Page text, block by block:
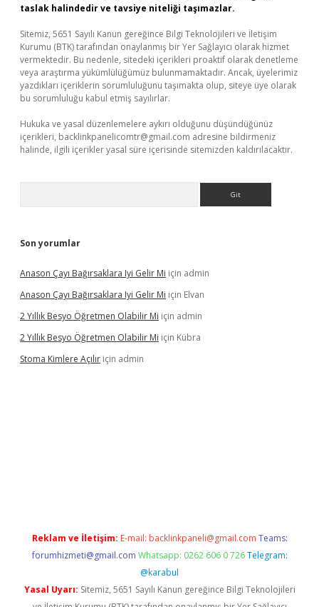
taslak halindedir ve tavsiye niteliği taşımazlar.
Sitemiz, 5651 Sayılı Kanun gereğince Bilgi Teknolojileri ve İletişim
Kurumu (BTK) tarafından onaylanmış bir Yer Sağlayıcı olarak hizmet
vermektedir. Bu nedenle, sitedeki içerikleri proaktif olarak denetleme
veya araştırma yükümlülüğümüz bulunmamaktadır. Ancak, üyelerimiz
yazdıkları içeriklerin sorumluluğunu taşımakta olup, siteye üye olarak
bu sorumluluğu kabul etmiş sayılırlar.
Hukuka ve yasal düzenlemelere aykırı olduğunu düşündüğünüz
içerikleri, backlinkpanelicomtr@gmail.com adresine bildirmeniz
halinde, ilgili içerikler yasal süre içerisinde sitemizden kaldırılacaktır.
Son yorumlar
Anason Çayı Bağırsaklara Iyi Gelir Mi için admin
Anason Çayı Bağırsaklara Iyi Gelir Mi için Elvan
2 Yıllık Besyo Öğretmen Olabilir Mi için admin
2 Yıllık Besyo Öğretmen Olabilir Mi için Kübra
Stoma Kimlere Açılır için admin
Reklam ve İletişim: E-mail: backlinkpaneli@gmail.com Teams:
forumhizmeti@gmail.com Whatsapp: 0262 606 0 726 Telegram:
@karabul
Yasal Uyarı: Sitemiz, 5651 Sayılı Kanun gereğince Bilgi Teknolojileri